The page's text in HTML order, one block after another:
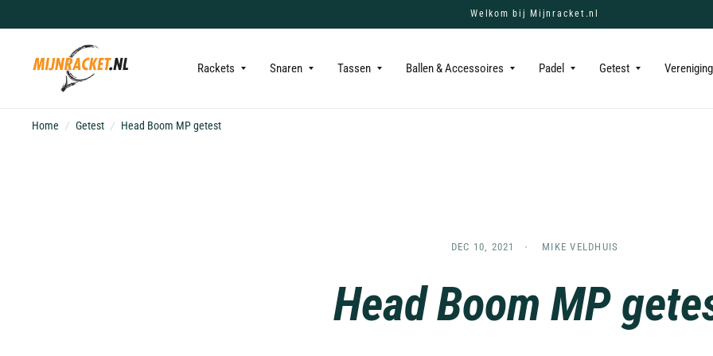
Welkom bij Mijnracket.nl
Rackets Snaren Tassen Ballen & Accessoires Padel Getest
Home / Getest / Head Boom MP getest
DEC 10, 2021 MIKE VELDHUIS
Head Boom MP